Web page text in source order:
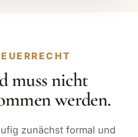
muss nicht
werden.
zunächst formal und